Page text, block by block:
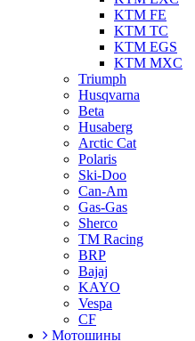
KTM FE
KTM TC
KTM EGS
KTM MXC
Triumph
Husqvarna
Beta
Husaberg
Arctic Cat
Polaris
Ski-Doo
Can-Am
Gas-Gas
Sherco
TM Racing
BRP
Bajaj
KAYO
Vespa
CF
Мотошины